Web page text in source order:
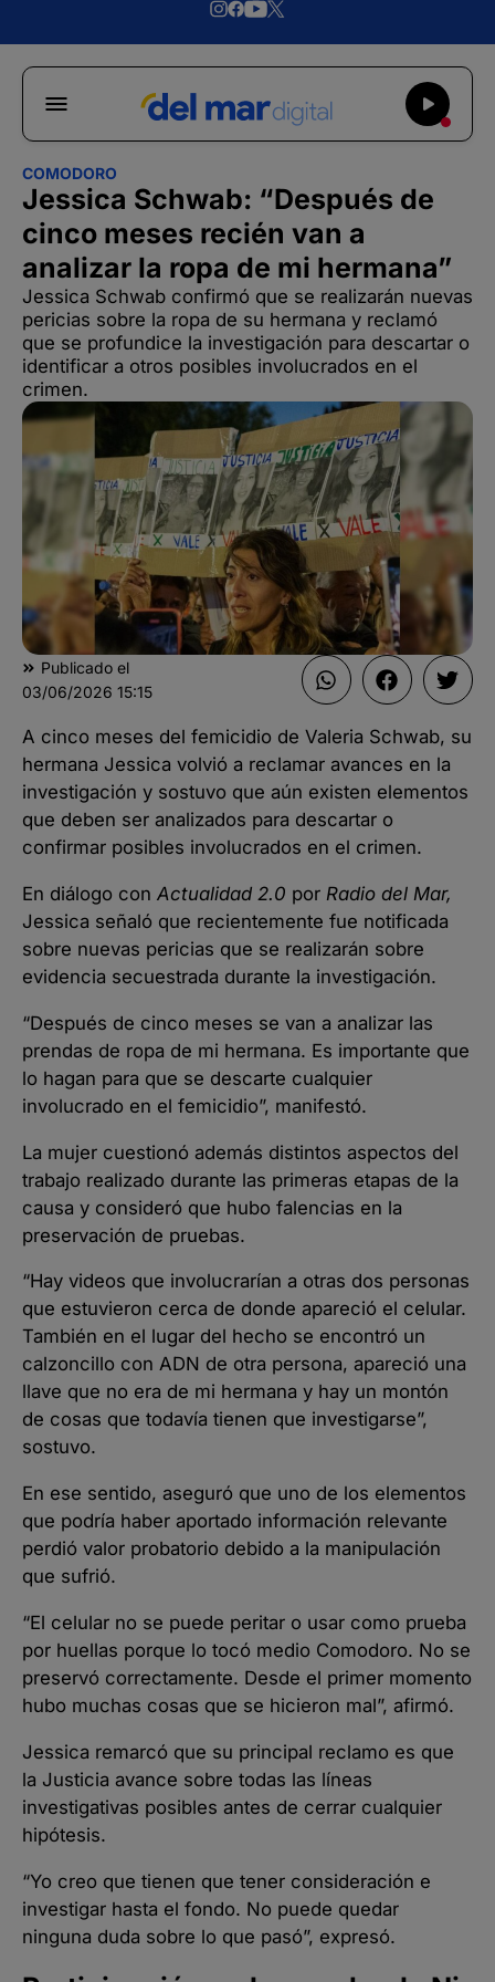
COMODORO
Jessica Schwab: “Después de
cinco meses recién van a
analizar la ropa de mi hermana”
Jessica Schwab confirmó que se realizarán nuevas
pericias sobre la ropa de su hermana y reclamó
que se profundice la investigación para descartar o
identificar a otros posibles involucrados en el
crimen.
Publicado el
03/06/2026 15:15
A cinco meses del femicidio de Valeria Schwab, su
hermana Jessica volvió a reclamar avances en la
investigación y sostuvo que aún existen elementos
que deben ser analizados para descartar o
confirmar posibles involucrados en el crimen.
En diálogo con Actualidad 2.0 por Radio del Mar,
Jessica señaló que recientemente fue notificada
sobre nuevas pericias que se realizarán sobre
evidencia secuestrada durante la investigación.
“Después de cinco meses se van a analizar las
prendas de ropa de mi hermana. Es importante que
lo hagan para que se descarte cualquier
involucrado en el femicidio”, manifestó.
La mujer cuestionó además distintos aspectos del
trabajo realizado durante las primeras etapas de la
causa y consideró que hubo falencias en la
preservación de pruebas.
“Hay videos que involucrarían a otras dos personas
que estuvieron cerca de donde apareció el celular.
También en el lugar del hecho se encontró un
calzoncillo con ADN de otra persona, apareció una
llave que no era de mi hermana y hay un montón
de cosas que todavía tienen que investigarse”,
sostuvo.
En ese sentido, aseguró que uno de los elementos
que podría haber aportado información relevante
perdió valor probatorio debido a la manipulación
que sufrió.
“El celular no se puede peritar o usar como prueba
por huellas porque lo tocó medio Comodoro. No se
preservó correctamente. Desde el primer momento
hubo muchas cosas que se hicieron mal”, afirmó.
Jessica remarcó que su principal reclamo es que
la Justicia avance sobre todas las líneas
investigativas posibles antes de cerrar cualquier
hipótesis.
“Yo creo que tienen que tener consideración e
investigar hasta el fondo. No puede quedar
ninguna duda sobre lo que pasó”, expresó.